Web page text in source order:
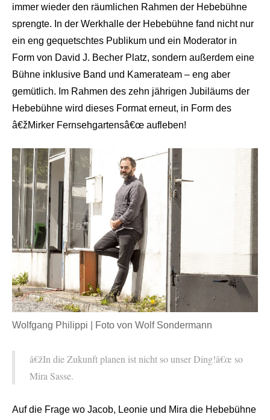
immer wieder den räumlichen Rahmen der Hebebühne
sprengte. In der Werkhalle der Hebebühne fand nicht nur
ein eng gequetschtes Publikum und ein Moderator in
Form von David J. Becher Platz, sondern außerdem eine
Bühne inklusive Band und Kamerateam – eng aber
gemütlich. Im Rahmen des zehn jährigen Jubiläums der
Hebebühne wird dieses Format erneut, in Form des
â€žMirker Fernsehgartensâ€œ aufleben!
Wolfgang Philippi | Foto von Wolf Sondermann
â€žIn die Zukunft planen ist nicht so unser Ding!â€œ so
Mira Sasse.
Auf die Frage wo Jacob, Leonie und Mira die Hebebühne